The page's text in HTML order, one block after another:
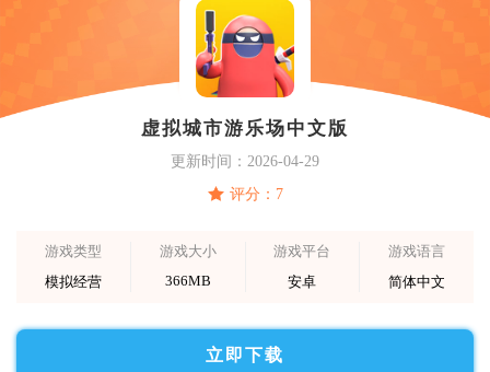
虚拟城市游乐场中文版
更新时间：2026-04-29
评分：7
游戏类型
模拟经营
游戏大小
366MB
游戏平台
安卓
游戏语言
简体中文
立即下载